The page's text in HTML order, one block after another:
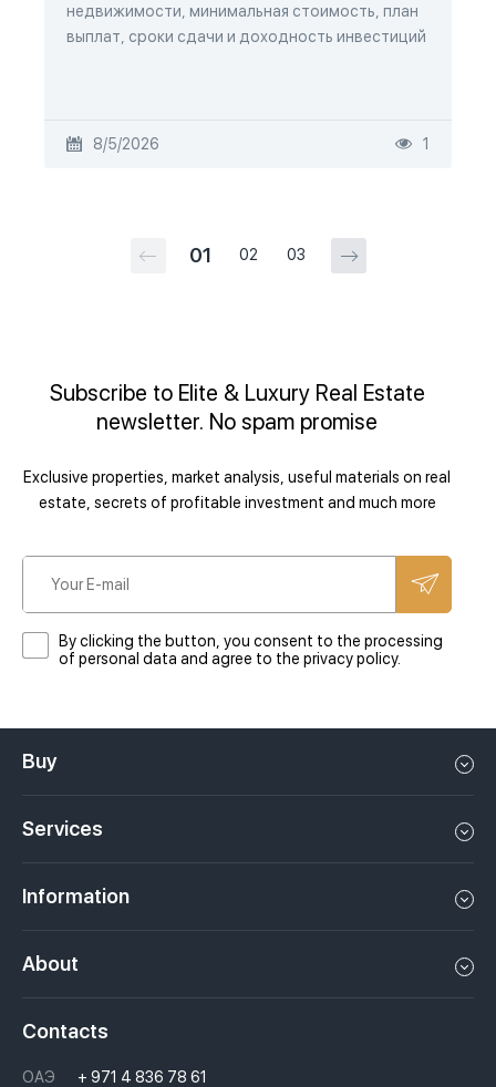
недвижимости, минимальная стоимость, план
выплат, сроки сдачи и доходность инвестиций
8/5/2026 1
01 02 03
Subscribe to Elite & Luxury Real Estate
newsletter. No spam promise
Exclusive properties, market analysis, useful materials on real
estate, secrets of profitable investment and much more
By clicking the button, you consent to the processing
of personal data and agree to the privacy policy.
Buy
Apartments in Dubai
Penthouse in Dubai
Services
Rent a property in Dubai, UAE
Недвижимость за криптовалюту в Дубае
Information
Laws
Questions And Answers
About
Contacts
ОАЭ + 971 4 836 78 61